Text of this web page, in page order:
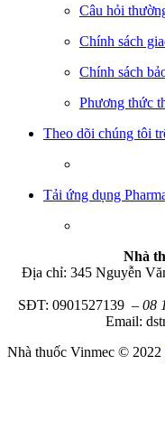
Câu hỏi
Chính sách
Chính sách
Phương thức
Theo dõi chúng tôi
Tải ứng dụng
Nhà
Địa chỉ: 345 Nguyễn
SĐT: 0901527139 – 08
Email:
Nhà thuốc Vinmec © 2022